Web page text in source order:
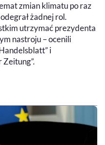
zmian klimatu po raz
żadnej rol.
utrzymać prezydenta
nastroju – ocenili
i